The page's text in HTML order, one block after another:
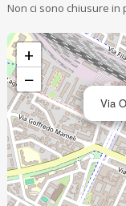
Non ci sono chiusure in
Via
+
−